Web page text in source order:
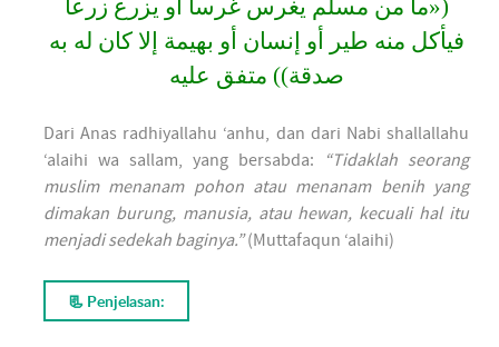
(«ما من مسلم یغرس غرسا أو یزرع زرعا
فيأكل منه طير أو إنسان أو بهيمة إلا كان له به
صدقة)) متفق عليه
Dari Anas radhiyallahu ‘anhu, dan dari Nabi shallallahu
‘alaihi wa sallam, yang bersabda: “Tidaklah seorang
muslim menanam pohon atau menanam benih yang
dimakan burung, manusia, atau hewan, kecuali hal itu
menjadi sedekah baginya.”(Muttafaqun ‘alaihi)
📃 Penjelasan: